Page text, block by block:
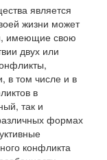
является
жизни может
имеющие свою
двух или
в том числе и в
в
так и
формах
конфликта